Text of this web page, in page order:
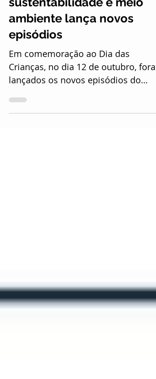
podcast infantil sobre
sustentabilidade e meio
ambiente lança novos
episódios
Em comemoração ao Dia das
Crianças, no dia 12 de outubro,
lançados os novos episódios do
Podcast “Contos da Capivara”,